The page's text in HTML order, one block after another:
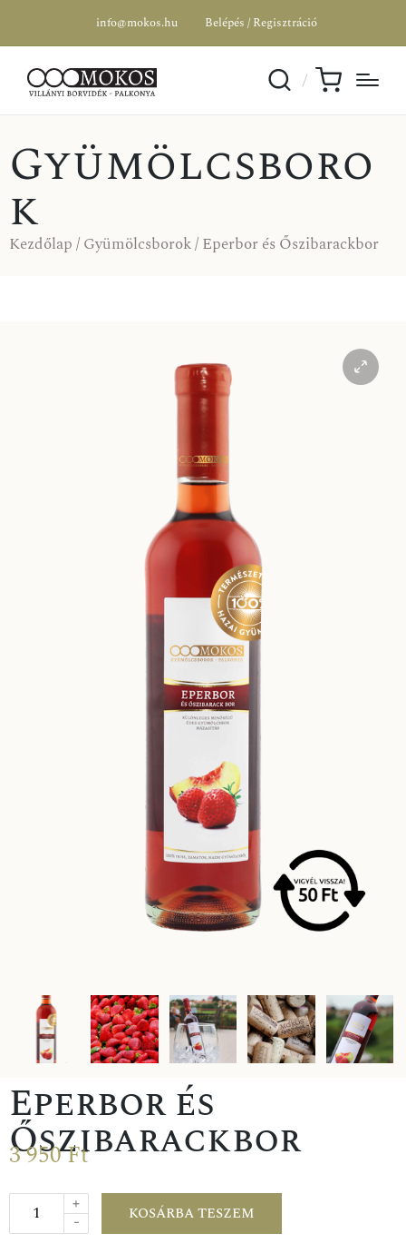
info@mokos.hu Belépés / Regisztráció
Gyümölcsboro
k
Kezdőlap/Gyümölcsborok/ Eperbor és Őszibarackbor
Eperbor és
Őszibarackbor
3 950Ft
-
+
KOSÁRBA TESZEM